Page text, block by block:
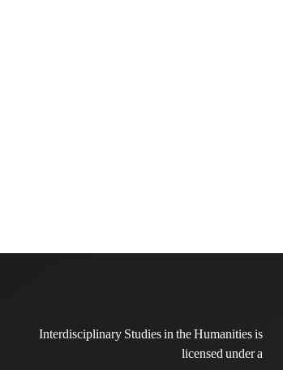
Interdisciplinary Studies in the Humanities is
licensed under a